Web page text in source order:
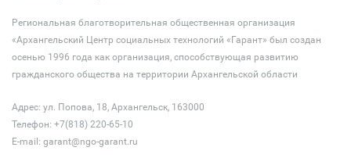
Региональная благотворительная общественная организация
«Архангельский Центр социальных технологий «Гарант» был создан
осенью 1996 года как организация, способствующая развитию
гражданского общества на территории Архангельской области
Адрес: ул. Попова, 18, Архангельск, 163000
Телефон: +7(818) 220-65-10
E-mail: garant@ngo-garant.ru